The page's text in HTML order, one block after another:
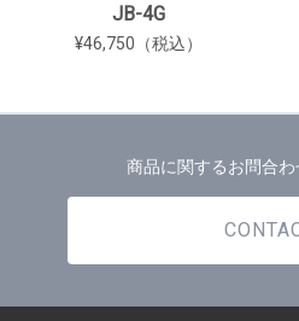
JB-4G
¥46,750（税込）
商品に関するお問合